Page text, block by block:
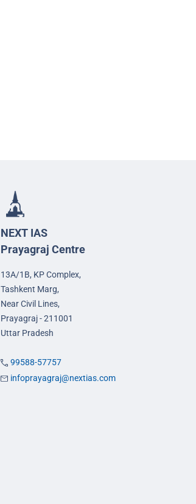
NEXT IAS
Prayagraj Centre
13A/1B, KP Complex,
Tashkent Marg,
Near Civil Lines,
Prayagraj - 211001
Uttar Pradesh
99588-57757
infoprayagraj@nextias.com